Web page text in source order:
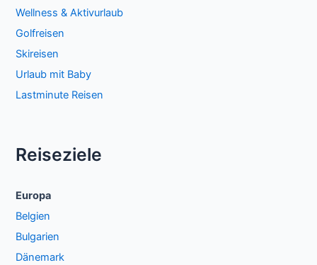
Wellness & Aktivurlaub
Golfreisen
Skireisen
Urlaub mit Baby
Lastminute Reisen
Reiseziele
Europa
Belgien
Bulgarien
Dänemark